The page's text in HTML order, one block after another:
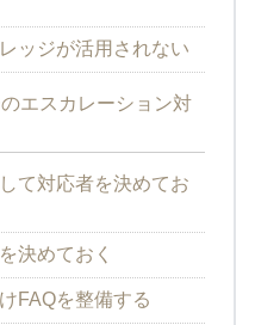
ッジが活用されない
エスカレーション対
て対応者を決めてお
決めておく
FAQを整備する